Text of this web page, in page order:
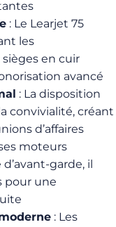
: Le Learjet 75
les
en cuir
avancé
: La disposition
convivialité, créant
d’affaires
moteurs
garde, il
pour une
: Les